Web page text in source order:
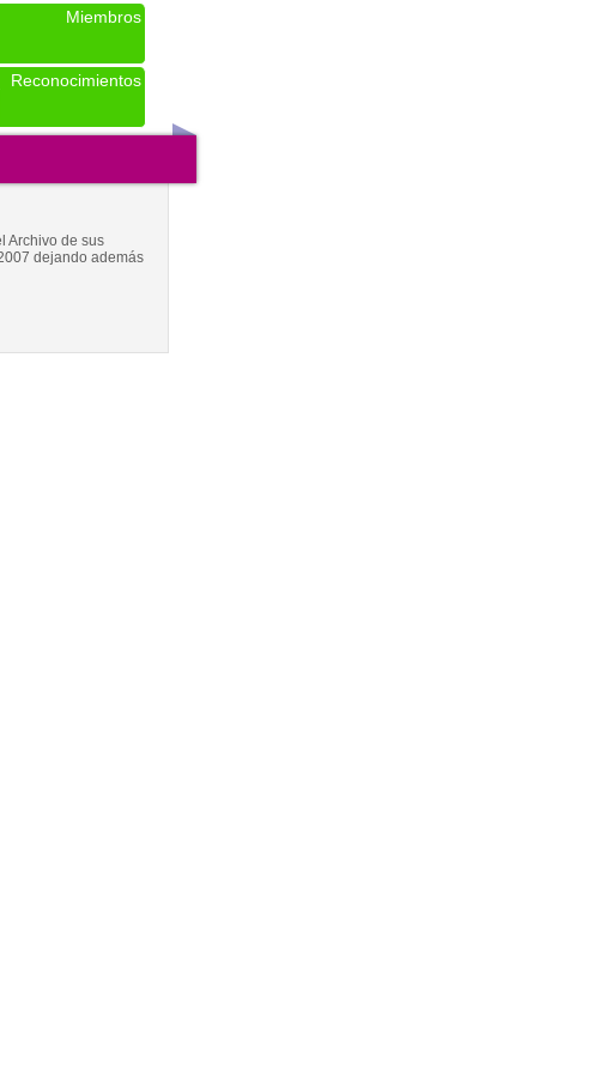
Miembros
Reconocimientos
Archivo de sus
dejando además